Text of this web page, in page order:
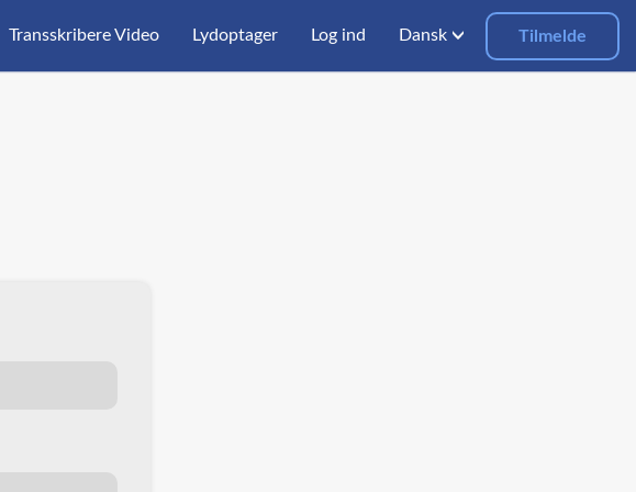
Transskribere Video Lydoptager Log ind Dansk Tilmelde